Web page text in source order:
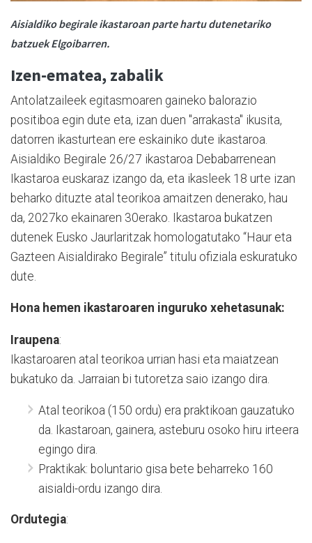
Aisialdiko begirale ikastaroan parte hartu dutenetariko
batzuek Elgoibarren.
Izen-ematea, zabalik
Antolatzaileek egitasmoaren gaineko balorazio
positiboa egin dute eta, izan duen "arrakasta" ikusita,
datorren ikasturtean ere eskainiko dute ikastaroa.
Aisialdiko Begirale 26/27 ikastaroa Debabarrenean
Ikastaroa euskaraz izango da, eta ikasleek 18 urte izan
beharko dituzte atal teorikoa amaitzen denerako, hau
da, 2027ko ekainaren 30erako. Ikastaroa bukatzen
dutenek Eusko Jaurlaritzak homologatutako “Haur eta
Gazteen Aisialdirako Begirale” titulu ofiziala eskuratuko
dute.
Hona hemen ikastaroaren inguruko xehetasunak:
Iraupena:
Ikastaroaren atal teorikoa urrian hasi eta maiatzean
bukatuko da. Jarraian bi tutoretza saio izango dira.
Atal teorikoa (150 ordu) era praktikoan gauzatuko
da. Ikastaroan, gainera, asteburu osoko hiru irteera
egingo dira.
Praktikak: boluntario gisa bete beharreko 160
aisialdi-ordu izango dira.
Ordutegia: